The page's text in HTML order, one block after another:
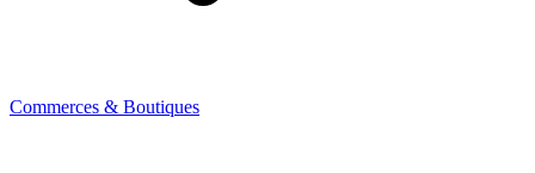
Commerces & Boutiques